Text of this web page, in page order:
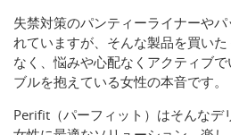
失禁対策のパンティーライナーや
れていますが、そんな製品を買い
なく、悩みや心配なくアクティブ
ブルを抱えている女性の本音です。
Perifit（パーフィット）はそんなデ